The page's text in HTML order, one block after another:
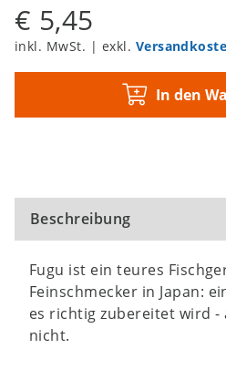
€ 5,45
inkl. MwSt. | exkl.
In den
Beschreibung
Fugu ist ein teures
Feinschmecker in Japan:
es richtig zubereitet wird -
nicht.